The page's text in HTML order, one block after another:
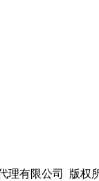
理有限公司 版权